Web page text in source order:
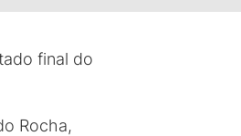
final do
Rocha,